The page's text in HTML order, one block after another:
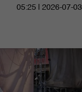
05:25 | 2026-07-03